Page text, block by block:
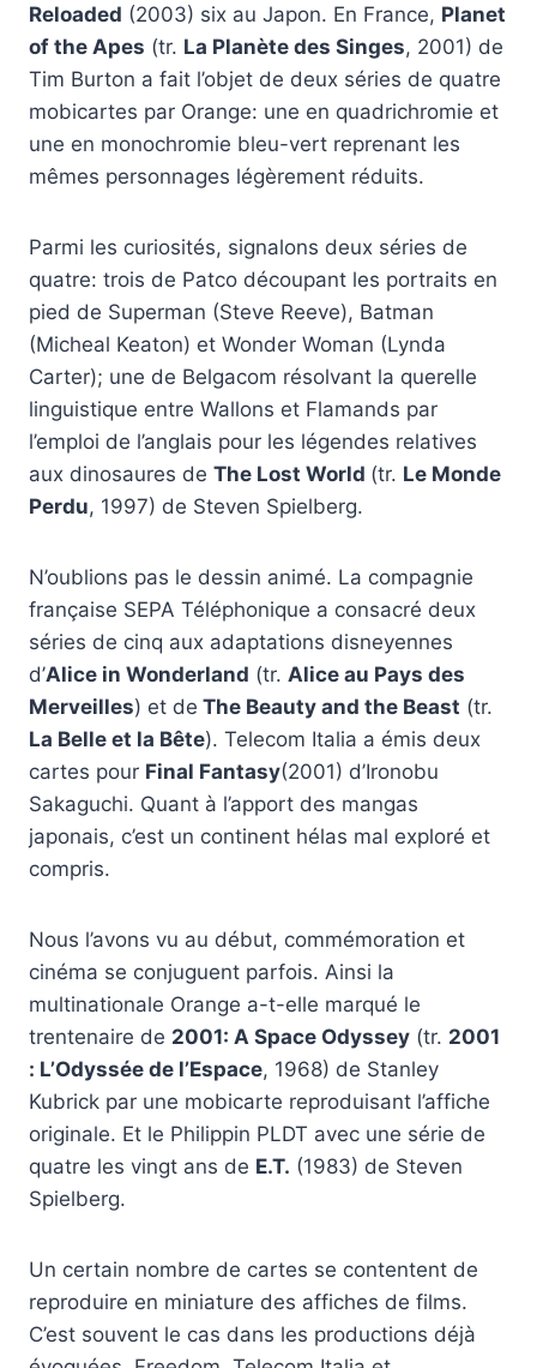
Reloaded (2003) six au Japon. En France, Planet
of the Apes (tr. La Planète des Singes, 2001) de
Tim Burton a fait l’objet de deux séries de quatre
mobicartes par Orange: une en quadrichromie et
une en monochromie bleu-vert reprenant les
mêmes personnages légèrement réduits.
Parmi les curiosités, signalons deux séries de
quatre: trois de Patco découpant les portraits en
pied de Superman (Steve Reeve), Batman
(Micheal Keaton) et Wonder Woman (Lynda
Carter); une de Belgacom résolvant la querelle
linguistique entre Wallons et Flamands par
l’emploi de l’anglais pour les légendes relatives
aux dinosaures de The Lost World (tr. Le Monde
Perdu, 1997) de Steven Spielberg.
N’oublions pas le dessin animé. La compagnie
française SEPA Téléphonique a consacré deux
séries de cinq aux adaptations disneyennes
d’Alice in Wonderland (tr. Alice au Pays des
Merveilles) et de The Beauty and the Beast (tr.
La Belle et la Bête). Telecom Italia a émis deux
cartes pour Final Fantasy(2001) d’Ironobu
Sakaguchi. Quant à l’apport des mangas
japonais, c’est un continent hélas mal exploré et
compris.
Nous l’avons vu au début, commémoration et
cinéma se conjuguent parfois. Ainsi la
multinationale Orange a-t-elle marqué le
trentenaire de 2001: A Space Odyssey (tr. 2001
: L’Odyssée de l’Espace, 1968) de Stanley
Kubrick par une mobicarte reproduisant l’affiche
originale. Et le Philippin PLDT avec une série de
quatre les vingt ans de E.T. (1983) de Steven
Spielberg.
Un certain nombre de cartes se contentent de
reproduire en miniature des affiches de films.
C’est souvent le cas dans les productions déjà